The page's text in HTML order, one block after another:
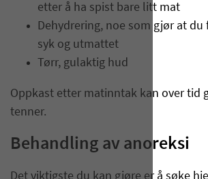
etter å ha spist bare litt mat
Dehydrering, noe som gjør at
syk og utmattet
Tørr, gulaktig hud
Oppkast etter matinntak kan over tid
tenner.
Behandling av anoreksi